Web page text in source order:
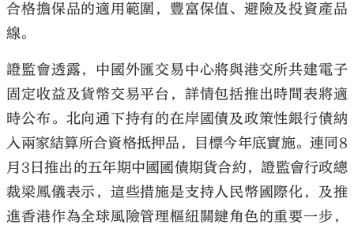
合格擔保品的適用範圍，豐富保值、避險及投資產品
線。
證監會透露，中國外匯交易中心將與港交所共建電子
固定收益及貨幣交易平台，詳情包括推出時間表將適
時公布。北向通下持有的在岸國債及政策性銀行債納
入兩家結算所合資格抵押品，目標今年底實施。連同8
月3日推出的五年期中國國債期貨合約，證監會行政總
裁梁鳳儀表示，這些措施是支持人民幣國際化，及推
進香港作為全球風險管理樞紐關鍵角色的重要一步，